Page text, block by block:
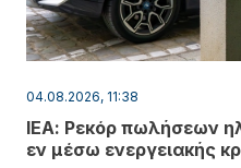
04.08.2026, 11:38
ΙΕΑ: Ρεκόρ πωλήσεων
εν μέσω ενεργειακής